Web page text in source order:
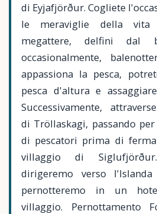
di Eyjafjörður. Cogliete
le meraviglie della
megattere, delfini dal
occasionalmente,
appassiona la pesca,
pesca d'altura e
Successivamente,
di Tröllaskagi, passando
di pescatori prima di
villaggio di
dirigeremo verso l'Islanda
pernotteremo in un
villaggio. Pernottamento